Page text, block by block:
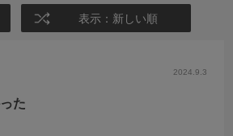
表示：新しい順
2024.9.3
た